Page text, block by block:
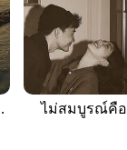
ไม่สมบูรณ์คือ